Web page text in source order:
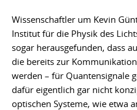
Wissenschaftler um Kevin
Institut für die Physik des
sogar herausgefunden, dass
die bereits zur
werden – für Quantensignale
dafür eigentlich gar nicht
optischen Systeme, wie etwa